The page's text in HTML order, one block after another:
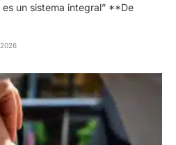
un sistema integral” **De